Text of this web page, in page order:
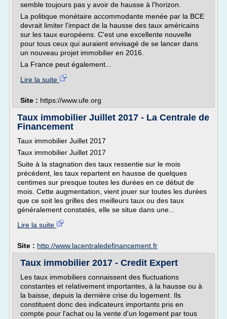
semble toujours pas y avoir de hausse à l'horizon.
La politique monétaire accommodante menée par la BCE
devrait limiter l'impact de la hausse des taux américains
sur les taux européens. C'est une excellente nouvelle
pour tous ceux qui auraient envisagé de se lancer dans
un nouveau projet immobilier en 2016.
La France peut également...
Lire la suite
Site : https://www.ufe.org
Taux immobilier Juillet 2017 - La Centrale de
Financement
Taux immobilier Juillet 2017
Taux immobilier Juillet 2017
Suite à la stagnation des taux ressentie sur le mois
précédent, les taux repartent en hausse de quelques
centimes sur presque toutes les durées en ce début de
mois. Cette augmentation, vient jouer sur toutes les durées
que ce soit les grilles des meilleurs taux ou des taux
généralement constatés, elle se situe dans une...
Lire la suite
Site : http://www.lacentraledefinancement.fr
Taux immobilier 2017 - Credit Expert
Les taux immobiliers connaissent des fluctuations
constantes et relativement importantes, à la hausse ou à
la baisse, depuis la dernière crise du logement. Ils
constituent donc des indicateurs importants pris en
compte pour l'achat ou la vente d'un logement par tous